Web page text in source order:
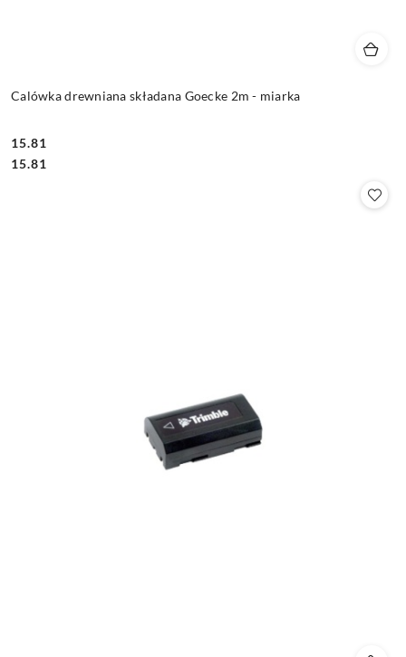
Calówka drewniana składana Goecke 2m - miarka
Cena:
15.81
Cena:
15.81